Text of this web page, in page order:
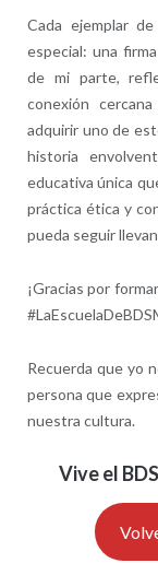
Cada ejemplar
especial: una
de mi parte,
conexión
adquirir uno de
historia
educativa única
práctica ética y
pueda seguir
¡Gracias por
Recuerda que yo
persona que
nuestra cultura.
Vive el